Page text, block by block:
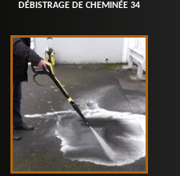
DÉBISTRAGE DE CHEMINÉE 34